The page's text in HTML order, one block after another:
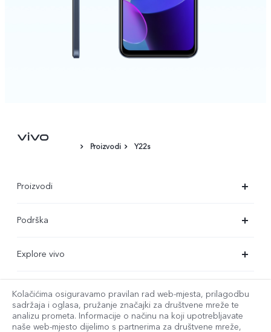
Proizvodi Y22s
Proizvodi
Y35
Y16
Podrška
Ažuriranje sustava
Korisnički priručnik
Explore vivo
Pravne napomene
Održivost
service@hrv.vivo.com
Kolačićima osiguravamo pravilan rad web-mjesta, prilagodbu
sadržaja i oglasa, pružanje značajki za društvene mreže te
analizu prometa. Informacije o načinu na koji upotrebljavate
naše web-mjesto dijelimo s partnerima za društvene mreže,